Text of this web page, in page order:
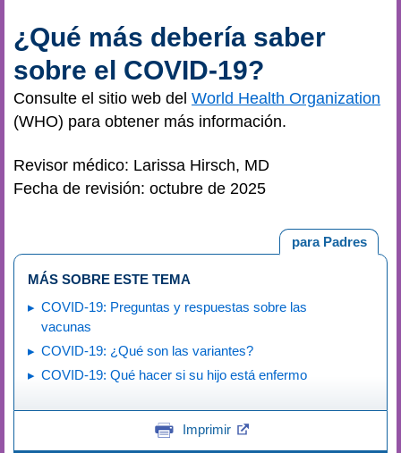
¿Qué más debería saber
sobre el COVID-19?
Consulte el sitio web del World Health Organization
(WHO) para obtener más información.
Revisor médico: Larissa Hirsch, MD
Fecha de revisión: octubre de 2025
para Padres
MÁS SOBRE ESTE TEMA
COVID-19: Preguntas y respuestas sobre las
vacunas
COVID-19: ¿Qué son las variantes?
COVID-19: Qué hacer si su hijo está enfermo
Imprimir